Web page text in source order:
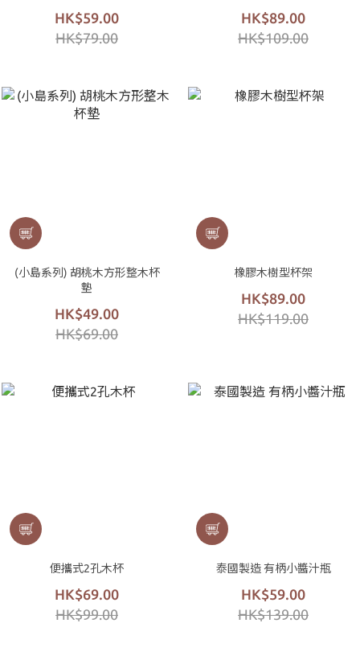
HK$59.00
HK$79.00
HK$89.00
HK$109.00
(小島系列) 胡桃木方形整木杯
墊
HK$49.00
HK$69.00
橡膠木樹型杯架
HK$89.00
HK$119.00
便攜式2孔木杯
HK$69.00
HK$99.00
泰國製造 有柄小醬汁瓶
HK$59.00
HK$139.00